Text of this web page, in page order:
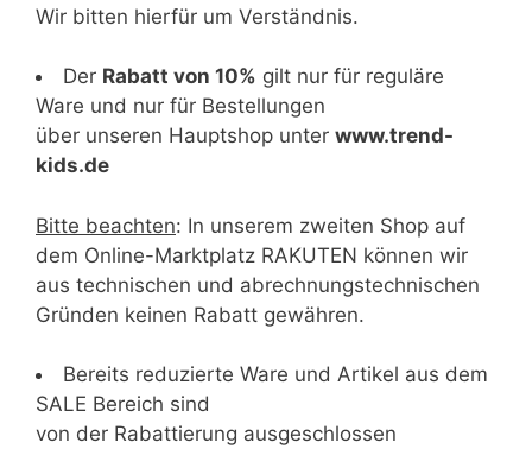
Wir bitten hierfür um Verständnis.
Der Rabatt von 10% gilt nur für reguläre
Ware und nur für Bestellungen
über unseren Hauptshop unter www.trend-
kids.de
Bitte beachten: In unserem zweiten Shop auf
dem Online-Marktplatz RAKUTEN können wir
aus technischen und abrechnungstechnischen
Gründen keinen Rabatt gewähren.
Bereits reduzierte Ware und Artikel aus dem
SALE Bereich sind
von der Rabattierung ausgeschlossen